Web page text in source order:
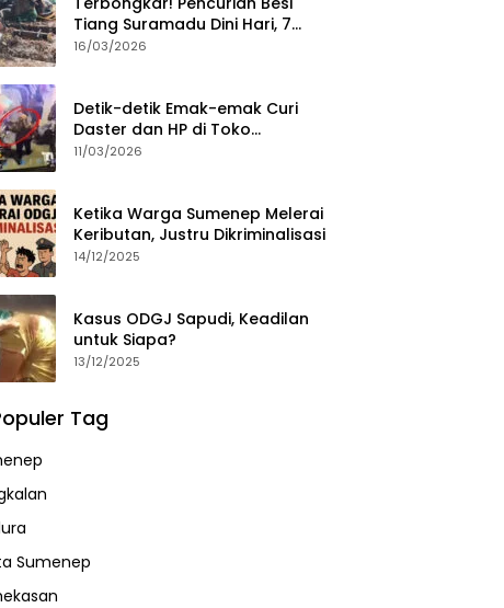
Tiang Suramadu Dini Hari, 7
ABK Ditangkap Polisi
16/03/2026
Detik-detik Emak-emak Curi
Daster dan HP di Toko
Sumenep, Aksi Terekam CCTV
11/03/2026
Ketika Warga Sumenep Melerai
Keributan, Justru Dikriminalisasi
14/12/2025
Kasus ODGJ Sapudi, Keadilan
untuk Siapa?
13/12/2025
Tag
Sumenep